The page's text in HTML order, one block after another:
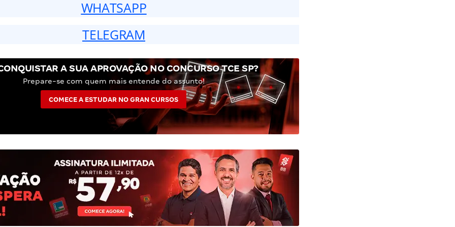
WHATSAPP
TELEGRAM
A SUA APROVAÇÃO NO CONCURSO TCE SP?
Prepare-se com quem mais entende do assunto!
COMECE A ESTUDAR NO GRAN CURSOS